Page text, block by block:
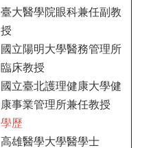
臺大醫學院眼科兼任副教
授
國立陽明大學醫務管理所
臨床教授
國立臺北護理健康大學健
康事業管理所兼任教授
學歷
高雄醫學大學醫學士